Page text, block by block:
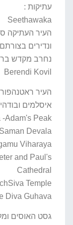
עתיקות :
Seethawaka
העיר העתיקה
ונדירים
נחרב מקדש
Berendi Kovil
העיר
איסלמים
-Adam's Peak
Devala
Viharaya
and Paul's
Cathedral
Temple
Diva Guhava
גסט האוסים